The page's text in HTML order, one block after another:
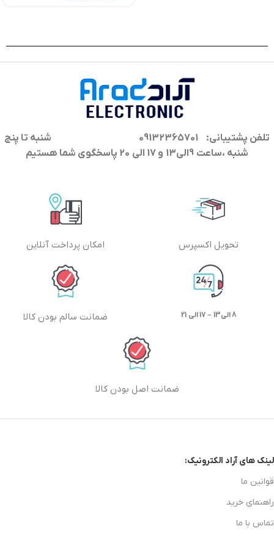
تلفن پشتیبانی: 09132365701
شنبه تا پنج
شنبه ،ساعت 9الی13 و 17 الی 20 پاسخگوی شما هستیم
تحویل اکسپرس امکان پرداخت آنلاین
8 الی13 – 17 الی 21 ضمانت سالم بودن کالا
ضمانت اصل بودن کالا
لینک های آراد الکترونیک:
قوانین ما
راهنمای خرید
تماس با ما